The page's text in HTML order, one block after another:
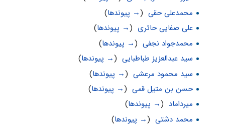
محمدعلی حقی‏
(→ پیوندها)
علی صفایی حائری (→ پیوندها)
محمدجواد نجفی‏
(→ پیوندها)
سید عبدالعزیز طباطبایی‏
(→ پیوندها)
سید محمود مرعشی‏
(→ پیوندها)
حسن بن متیل قمی‏
(→ پیوندها)
ميرداماد (→ پیوندها)
محمد دشتی‏
(→ پیوندها)